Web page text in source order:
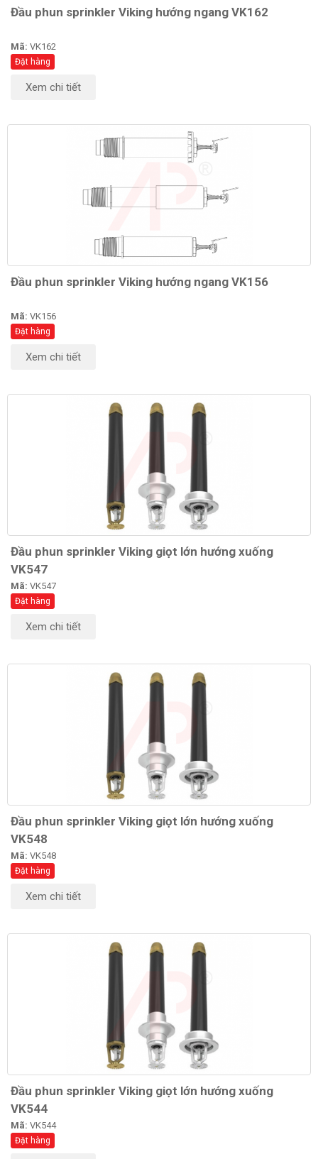
Đầu phun sprinkler Viking hướng ngang VK162
Mã: VK162
Đặt hàng
Xem chi tiết
Đầu phun sprinkler Viking hướng ngang VK156
Mã: VK156
Đặt hàng
Xem chi tiết
Đầu phun sprinkler Viking giọt lớn hướng xuống
VK547
Mã: VK547
Đặt hàng
Xem chi tiết
Đầu phun sprinkler Viking giọt lớn hướng xuống
VK548
Mã: VK548
Đặt hàng
Xem chi tiết
Đầu phun sprinkler Viking giọt lớn hướng xuống
VK544
Mã: VK544
Đặt hàng